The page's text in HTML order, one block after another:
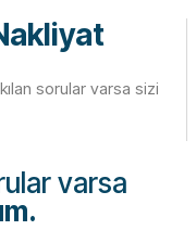
sorular varsa sizi
varsa